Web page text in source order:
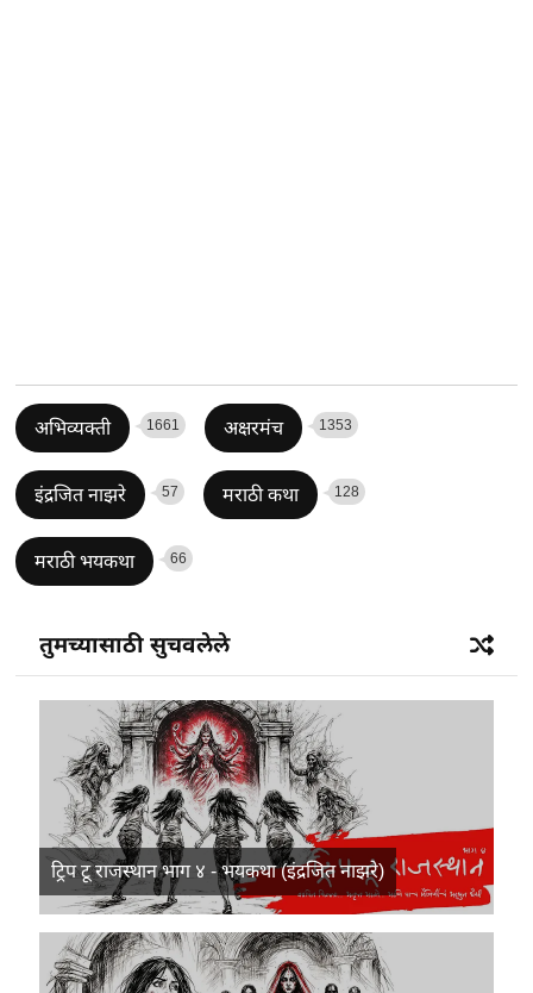
अभिव्यक्ती 1661 अक्षरमंच 1353
इंद्रजित नाझरे 57 मराठी कथा 128
मराठी भयकथा 66
तुमच्यासाठी सुचवलेले
ट्रिप टू राजस्थान भाग ४ - भयकथा (इंद्रजित नाझरे)